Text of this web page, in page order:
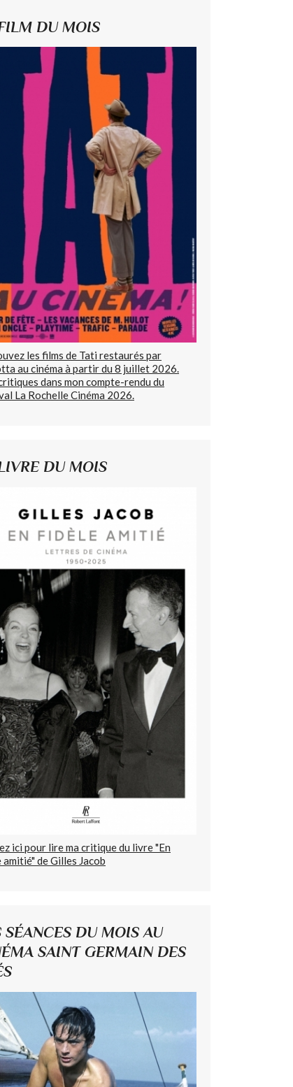
DU MOIS
les films de Tati restaurés par
au cinéma à partir du 8 juillet 2026.
dans mon compte-rendu du
La Rochelle Cinéma 2026.
DU MOIS
ici pour lire ma critique du livre "En
de Gilles Jacob
SÉANCES DU MOIS AU
SAINT GERMAIN DES